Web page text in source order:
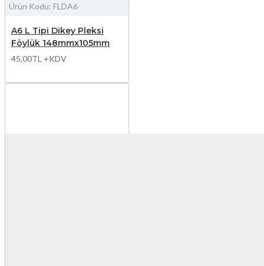
Ürün Kodu: FLDA6
A6 L Tipi Dikey Pleksi
Föylük 148mmx105mm
45,00TL +KDV